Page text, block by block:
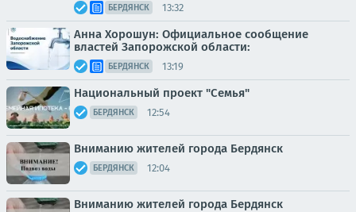
БЕРДЯНСК 13:32
Анна Хорошун: Официальное сообщение
властей Запорожской области:
БЕРДЯНСК 13:19
Национальный проект "Семья"
БЕРДЯНСК 12:54
Вниманию жителей города Бердянск
БЕРДЯНСК 12:04
Вниманию жителей города Бердянск